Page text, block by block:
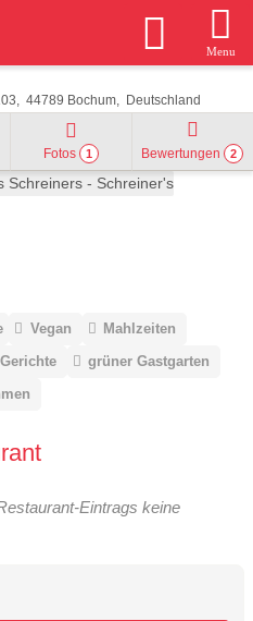
Menu
44789 Bochum Deutschland
Fotos 1 Bewertungen 2
Vegan
Mahlzeiten
Gerichte
grüner Gastgarten
Eintrags keine